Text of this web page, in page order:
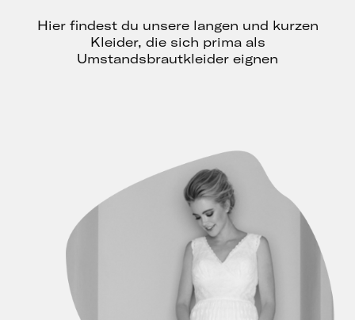
Hier findest du unsere langen und kurzen
Kleider, die sich prima als
Umstandsbrautkleider eignen